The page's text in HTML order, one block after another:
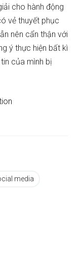
cho hành động
vẻ thuyết phục
nên cẩn thận với
ý thực hiện bất kì
của mình bị
media